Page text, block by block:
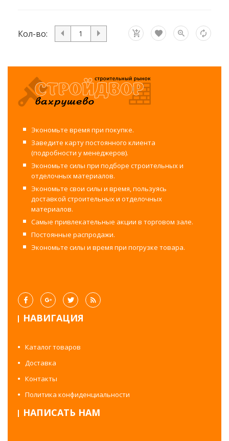
Кол-во:
Экономьте время при покупке.
Заведите карту постоянного клиента
(подробности у менеджеров).
Экономьте силы при подборе строительных и
отделочных материалов.
Экономьте свои силы и время, пользуясь
доставкой строительных и отделочных
материалов.
Самые привлекательные акции в торговом зале.
Постоянные распродажи.
Экономьте силы и время при погрузке товара.
НАВИГАЦИЯ
Каталог товаров
Доставка
Контакты
Политика конфиденциальности
НАПИСАТЬ НАМ